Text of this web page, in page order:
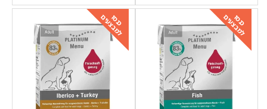
כנסו
למבצעים כנסו
למבצעים